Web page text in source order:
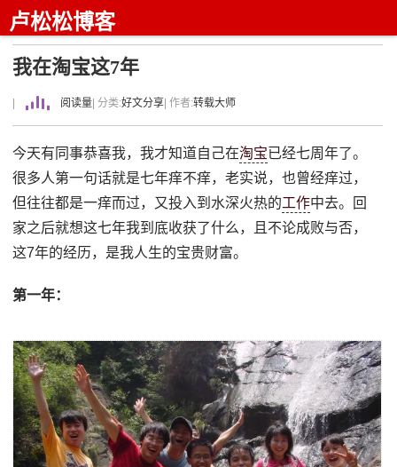
卢松松博客
我在淘宝这7年
阅读量 | 分类:好文分享 | 作者:转载大师
今天有同事恭喜我，我才知道自己在淘宝已经七周年了。
很多人第一句话就是七年痒不痒，老实说，也曾经痒过，
但往往都是一痒而过，又投入到水深火热的工作中去。回
家之后就想这七年我到底收获了什么，且不论成败与否，
这7年的经历，是我人生的宝贵财富。
第一年：